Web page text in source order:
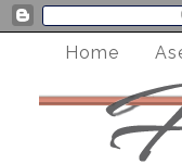
Home